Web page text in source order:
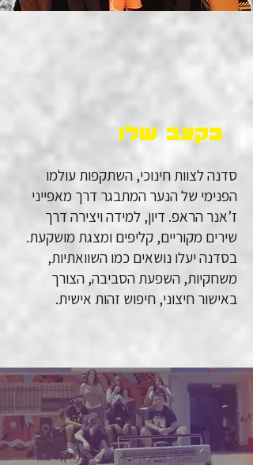
בקצב שלו
סדנה לצוות חינוכי, השתקפות עולמו
הפנימי של הנער המתבגר דרך מאפייני
ז’אנר הראפ. דיון, למידה ויצירה דרך
שירים מקוריים, קליפים ומצגת מושקעת.
בסדנה יעלו נושאים כמו השוואתיות,
משחקיות, השפעת הסביבה, הצורך
באישור חיצוני, חיפוש זהות אישית.